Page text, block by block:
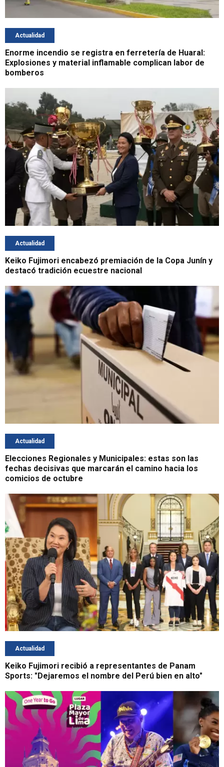
Actualidad
Enorme incendio se registra en ferretería de Huaral:
Explosiones y material inflamable complican labor de
bomberos
Actualidad
Keiko Fujimori encabezó premiación de la Copa Junín y
destacó tradición ecuestre nacional
Actualidad
Elecciones Regionales y Municipales: estas son las
fechas decisivas que marcarán el camino hacia los
comicios de octubre
Actualidad
Keiko Fujimori recibió a representantes de Panam
Sports: "Dejaremos el nombre del Perú bien en alto"